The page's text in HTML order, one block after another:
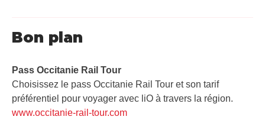
Bon plan
Pass Occitanie Rail Tour​
Choisissez le pass Occitanie Rail Tour et son tarif
préférentiel pour voyager avec liO à travers la région.
www.occitanie-rail-tour.com